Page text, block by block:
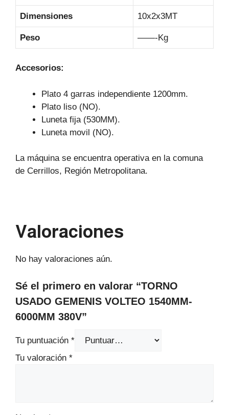
Dimensiones 10x2x3MT
Peso ——-Kg
Accesorios:
Plato 4 garras independiente 1200mm.
Plato liso (NO).
Luneta fija (530MM).
Luneta movil (NO).
La máquina se encuentra operativa en la comuna
de Cerrillos, Región Metropolitana.
Valoraciones
No hay valoraciones aún.
Sé el primero en valorar “TORNO
USADO GEMENIS VOLTEO 1540MM-
6000MM 380V”
Tu puntuación *
Tu valoración *